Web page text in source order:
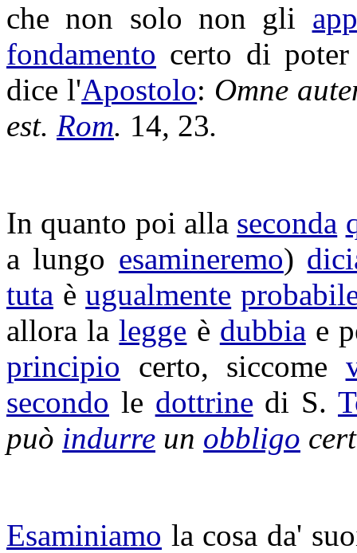
che non solo non gli
fondamento certo di
dice l'Apostolo: Omne
est. Rom. 14, 23.
In quanto poi alla seconda
a lungo esamineremo)
tuta èugualmente
allora lalegge è dubbia e
principio certo, siccome
secondo le dottrine di S.
può indurre un obbligo
Esaminiamo la cosa da'